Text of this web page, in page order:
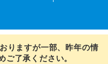
りますが一部、昨年の情
ご了承ください。